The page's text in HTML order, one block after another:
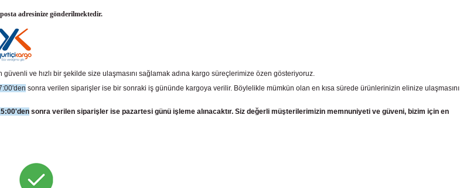
adresinize gönderilmektedir.
ve hızlı bir şekilde size ulaşmasını sağlamak adına kargo süreçlerimize özen gösteriyoruz.
sonra verilen siparişler ise bir sonraki iş gününde kargoya verilir. Böylelikle mümkün olan en kısa sürede ürünlerinizin elinize ulaşmasını
sonra verilen siparişler ise pazartesi günü işleme alınacaktır. Siz değerli müşterilerimizin memnuniyeti ve güveni, bizim için en